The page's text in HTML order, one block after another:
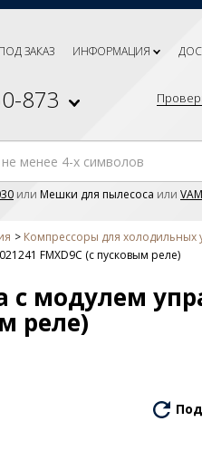
ЗАКАЗ ИНФОРМАЦИЯ
873
или Мешки для пылесоса или
Компрессоры для холодильных
FMXD9C (с пусковым реле)
с модулем
реле)